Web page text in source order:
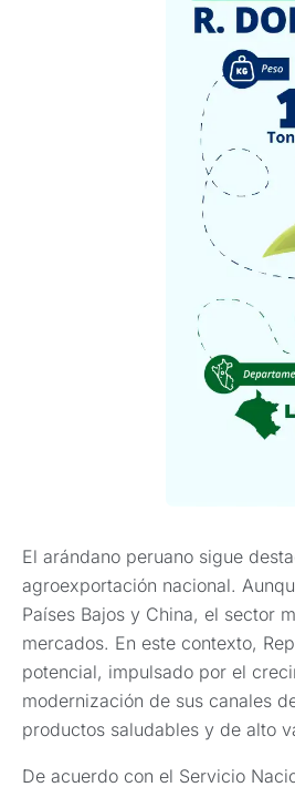
El arándano peruano sigue
agroexportación nacional.
Países Bajos y China, el sector
mercados. En este contexto,
potencial, impulsado por el
modernización de sus canales
productos saludables y de alto
De acuerdo con el Servicio